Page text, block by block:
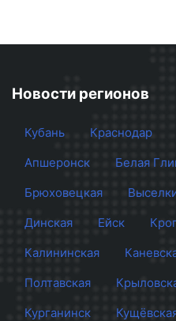
Новости регионов
Кубань Краснодар
Апшеронск
Белая
Брюховецкая
Динская
Ейск
Калининская
Полтавская
Курганинск